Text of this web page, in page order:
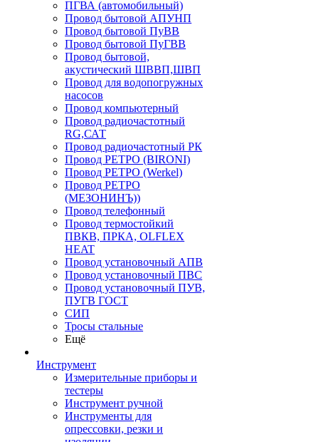
ПГВА (автомобильный)
Провод бытовой АПУНП
Провод бытовой ПуВВ
Провод бытовой ПуГВВ
Провод бытовой,
акустический ШВВП,ШВП
Провод для водопогружных
насосов
Провод компьютерный
Провод радиочастотный
RG,САТ
Провод радиочастотный РК
Провод РЕТРО (BIRONI)
Провод РЕТРО (Werkel)
Провод РЕТРО
(МЕЗОНИНЪ))
Провод телефонный
Провод термостойкий
ПВКВ, ПРКА, OLFLEX
HEAT
Провод установочный АПВ
Провод установочный ПВС
Провод установочный ПУВ,
ПУГВ ГОСТ
СИП
Тросы стальные
Ещё
Инструмент
Измерительные приборы и
тестеры
Инструмент ручной
Инструменты для
опрессовки, резки и